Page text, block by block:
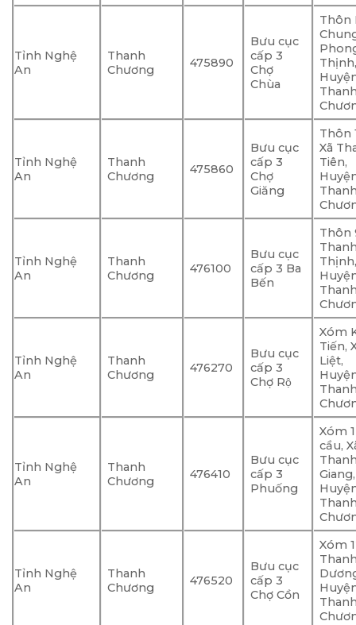
Tỉnh Nghệ
An
Thanh
Chương
475890
Bưu cục
cấp 3
Chợ
Chùa
Thôn
Tỉnh Nghệ
An
Thanh
Chương
475860
Bưu cục
cấp 3
Chợ
Giăng
Thôn
Xã
Tiên,
Tỉnh Nghệ
An
Thanh
Chương
476100
Bưu cục
cấp 3 Ba
Bến
Thôn
Tỉnh Nghệ
An
Thanh
Chương
476270
Bưu cục
cấp 3
Chợ Rộ
Xóm
Tiến,
Liệt,
Tỉnh Nghệ
An
Thanh
Chương
476410
Bưu cục
cấp 3
Phuống
Xóm
cầu,
Giang,
Tỉnh Nghệ
An
Thanh
Chương
476520
Bưu cục
cấp 3
Chợ Cồn
Xóm